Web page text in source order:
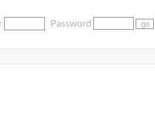
Password